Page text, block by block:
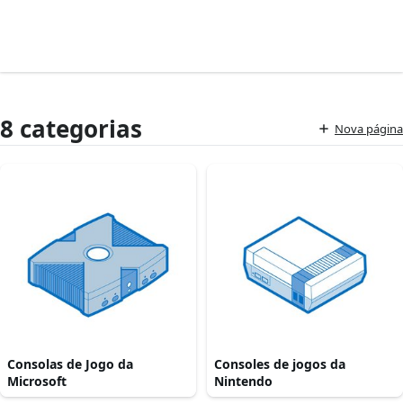
8 categorias Nova página
Consolas de Jogo da
Microsoft
Consoles de jogos da
Nintendo